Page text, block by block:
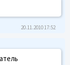
20.11.2010 17:52